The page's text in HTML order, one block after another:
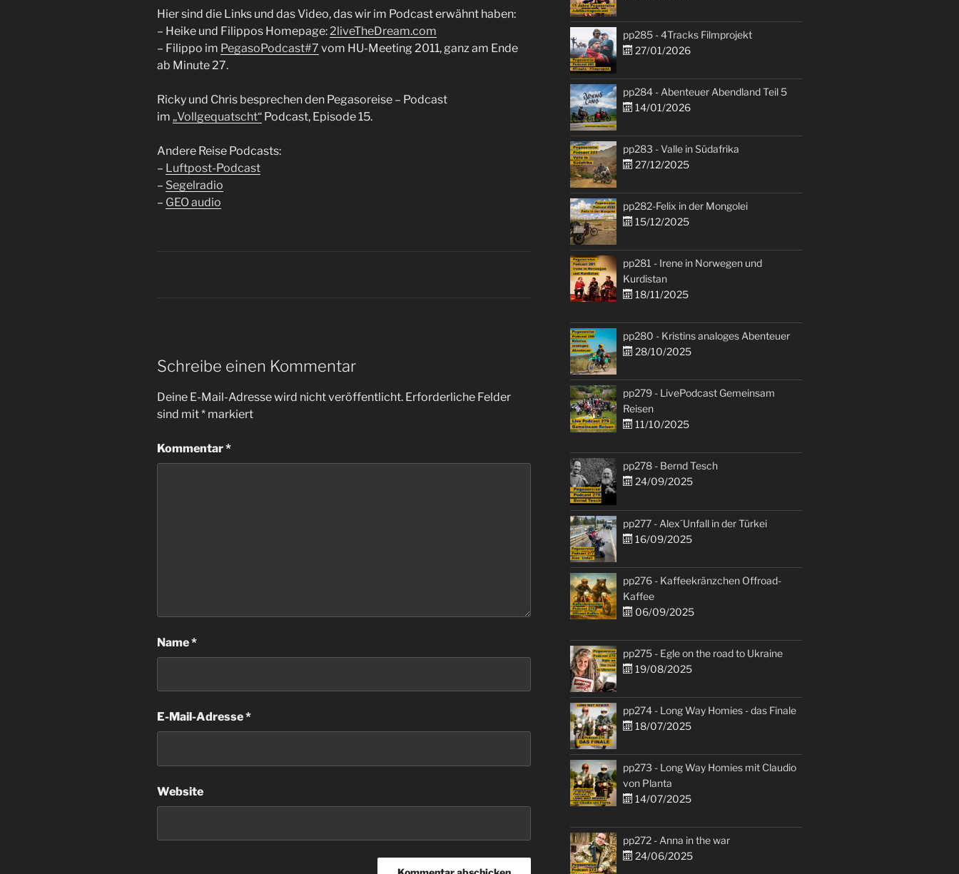
Hier sind die Links und das Video, das wir im Podcast erwähnt haben:
– Heike und Filippos Homepage:2liveTheDream.com
– Filippo im PegasoPodcast#7 vom HU-Meeting 2011, ganz am Ende
ab Minute 27.
Ricky und Chris besprechen den Pegasoreise – Podcast
im „Vollgequatscht“ Podcast, Episode 15.
Andere Reise Podcasts:
– Luftpost-Podcast
– Segelradio
– GEO audio
Schreibe einen Kommentar
Deine E-Mail-Adresse wird nicht veröffentlicht. Erforderliche Felder
sind mit* markiert
Kommentar*
Name*
E-Mail-Adresse*
Website
pp285 - 4Tracks Filmprojekt
27/01/2026
pp284 - Abenteuer Abendland Teil 5
14/01/2026
pp283 - Valle in Südafrika
27/12/2025
pp282-Felix in der Mongolei
15/12/2025
pp281 - Irene in Norwegen und
Kurdistan
18/11/2025
pp280 - Kristins analoges Abenteuer
28/10/2025
pp279 - LivePodcast Gemeinsam
Reisen
11/10/2025
pp278 - Bernd Tesch
24/09/2025
pp277 - Alex´Unfall in der Türkei
16/09/2025
pp276 - Kaffeekränzchen Offroad-
Kaffee
06/09/2025
pp275 - Egle on the road to Ukraine
19/08/2025
pp274 - Long Way Homies - das Finale
18/07/2025
pp273 - Long Way Homies mit Claudio
von Planta
14/07/2025
pp272 - Anna in the war
24/06/2025